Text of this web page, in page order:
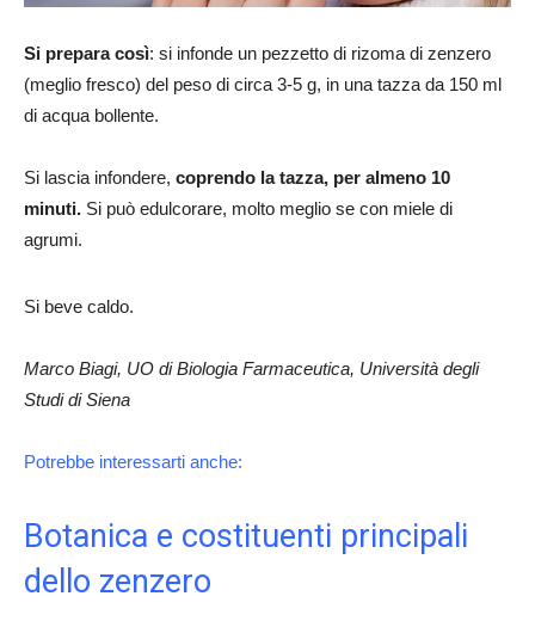
Si prepara così: si infonde un pezzetto di rizoma di zenzero
(meglio fresco) del peso di circa 3-5 g, in una tazza da 150 ml
di acqua bollente.
Si lascia infondere, coprendo la tazza, per almeno 10
minuti. Si può edulcorare, molto meglio se con miele di
agrumi.
Si beve caldo.
Marco Biagi, UO di Biologia Farmaceutica, Università degli
Studi di Siena
Potrebbe interessarti anche:
Botanica e costituenti principali
dello zenzero